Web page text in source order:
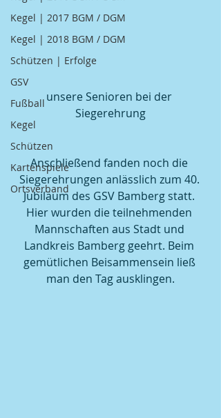
Kegel | 2017 BGM / DGM
Kegel | 2018 BGM / DGM
Schützen | Erfolge
GSV
Fußball
Kegel
Schützen
Kartenspiele
Ortsverband
unsere Senioren bei der
Siegerehrung
Anschließend fanden noch die
Siegerehrungen anlässlich zum 40.
Jubiläum des GSV Bamberg statt.
Hier wurden die teilnehmenden
Mannschaften aus Stadt und
Landkreis Bamberg geehrt. Beim
gemütlichen Beisammensein ließ
man den Tag ausklingen.